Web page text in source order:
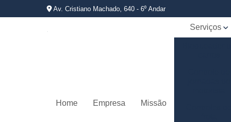
Av. Cristiano Machado, 640 - 6⁰ Andar
Home Empresa Missão
Serviços